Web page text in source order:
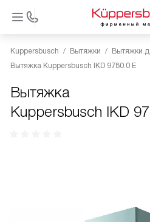
Kuppersbusch Вытяжки
Вытяжки
Вытяжка Kuppersbusch IKD 9780.0 E
Вытяжка
Kuppersbusch IKD